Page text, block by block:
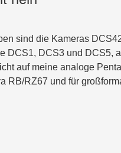
sind die Kameras
DCS1, DCS3 und DCS5,
auf meine analoge
RB/RZ67 und für